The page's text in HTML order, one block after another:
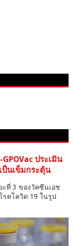
ประเมิน
นเข็มกระตุ้น
ะที่ 3 ของวัคซีนเอช
รคโควิด 19 ในรูป